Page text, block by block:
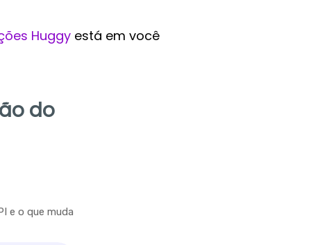
Huggyestá em você
do
e o que muda